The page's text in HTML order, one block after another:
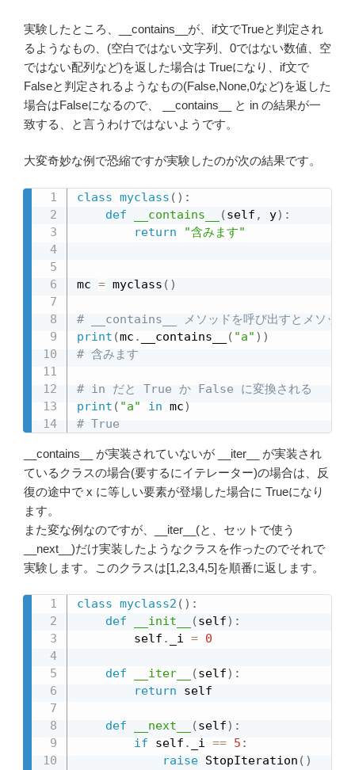
実験したところ、__contains__が、if文でTrueと判定され
るようなもの、(空白ではない文字列、0ではない数値、空
ではない配列など)を返した場合は Trueになり、if文で
Falseと判定されるようなもの(False,None,0など)を返した
場合はFalseになるので、 __contains__ と in の結果が一
致する、と言うわけではないようです。
大変奇妙な例で恐縮ですが実験したのが次の結果です。
class myclass ( ) :
def
__contains__ (self , y) :
return
"含みます"
mc = myclass ( )
# __contains__ メソッドを呼び出すとメソッド
print (mc . __contains__ ( "a" ) )
# 含みます
# in だと True か False に変換される
print ( "a" in mc)
# True
__contains__ が実装されていないが __iter__ が実装され
ているクラスの場合(要するにイテレーター)の場合は、反
復の途中で x に等しい要素が登場した場合に Trueになり
ます。
また変な例なのですが、__iter__(と、セットで使う
__next__)だけ実装したようなクラスを作ったのでそれで
実験します。このクラスは[1,2,3,4,5]を順番に返します。
class myclass2 ( ) :
def
__init__ (self) :
        self
. _i = 0
def __iter__ (self) :
return self
def __next__ (self) :
if self . _i == 5 :
raise StopIteration ( )